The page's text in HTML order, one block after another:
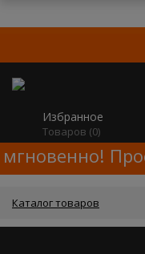
Избранное
Товаров (0)
Каталог товаров